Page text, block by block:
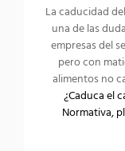
La caducidad
una de las
empresas del
pero con
alimentos no
¿Caduca el
Normativa,